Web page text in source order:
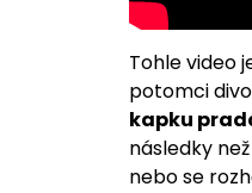
Tohle video
potomci
kapku
následky
nebo se